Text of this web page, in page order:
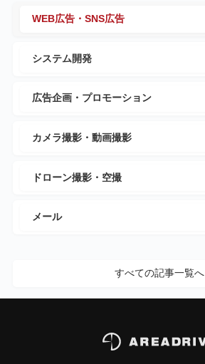
WEB広告・SNS広告
システム開発
広告企画・プロモーション
カメラ撮影・動画撮影
ドローン撮影・空撮
メール
すべての記事一覧へ